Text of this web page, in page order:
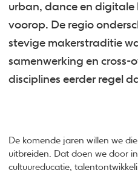
urban, dance en
voorop. De regio
stevige makerstraditie
samenwerking en cross-
disciplines eerder regel
De komende jaren willen we
uitbreiden. Dat doen we door
cultuureducatie,